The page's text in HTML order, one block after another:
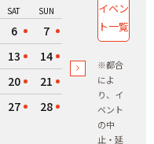
SAT SUN
6
7
13
14
20
21
27
28
イベン
ト一覧
※都合
によ
り、イ
ベント
の中
止・延